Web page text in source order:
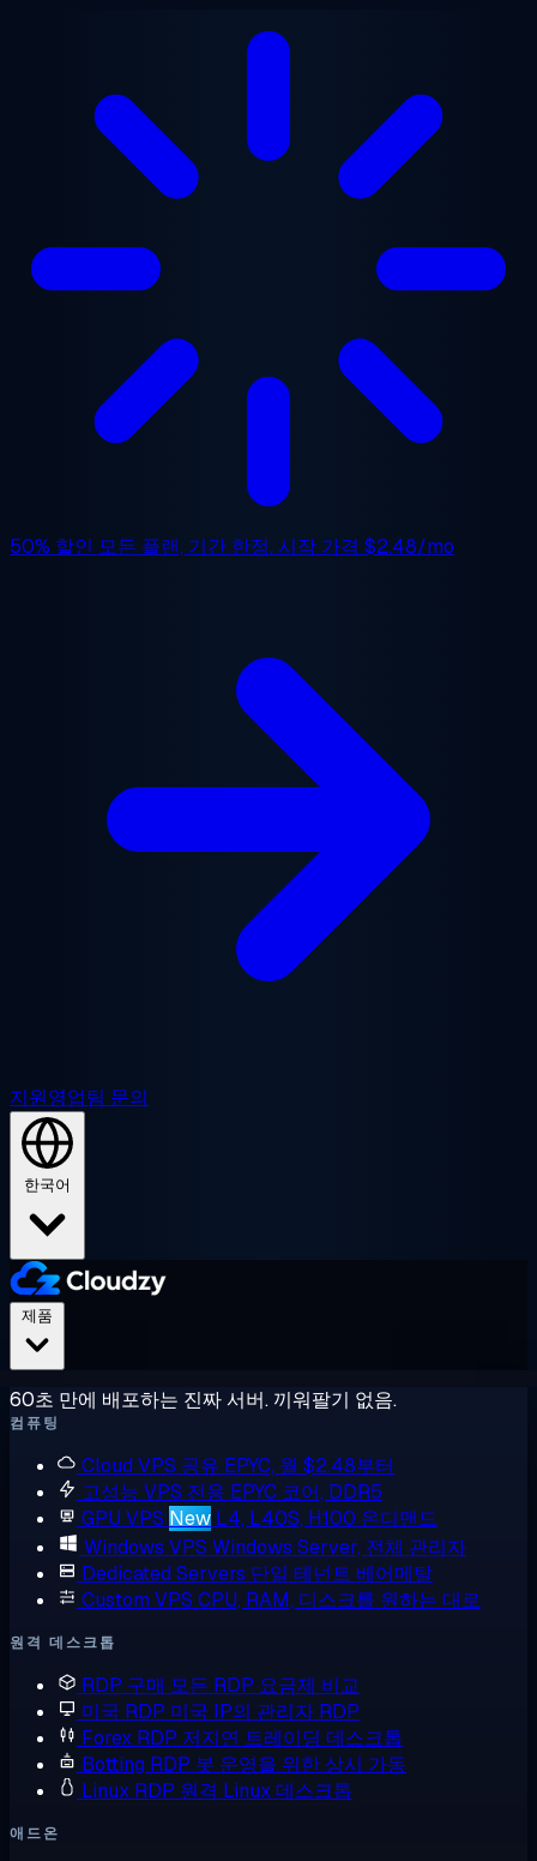
50% 할인 모든 플랜, 기간 한정. 시작 가격 $2.48/mo
지원영업팀 문의
한국어
60초 만에 배포하는 진짜 서버. 끼워팔기 없음.
컴퓨팅
Cloud VPS 공유 EPYC, 월 $2.48부터
고성능 VPS 전용 EPYC 코어, DDR5
GPU VPS New L4, L40S, H100 온디맨드
Windows VPS Windows Server, 전체 관리자
Dedicated Servers 단일 테넌트 베어메탈
Custom VPS CPU, RAM, 디스크를 원하는 대로
원격 데스크톱
RDP 구매 모든 RDP 요금제 비교
미국 RDP 미국 IP의 관리자 RDP
Forex RDP 저지연 트레이딩 데스크톱
Botting RDP 봇 운영을 위한 상시 가동
Linux RDP 원격 Linux 데스크톱
애드온